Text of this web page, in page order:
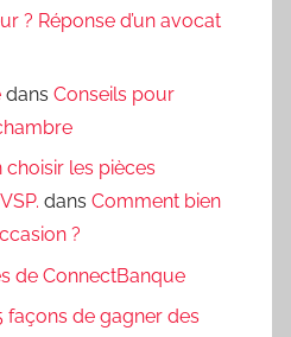
? Réponse d’un avocat
dans Conseils pour
les pièces
dans Comment bien
?
de ConnectBanque
façons de gagner des